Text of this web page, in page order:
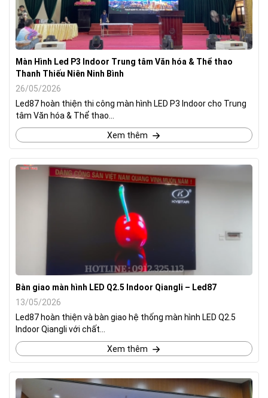
Màn Hình Led P3 Indoor Trung tâm Văn hóa & Thể thao
Thanh Thiếu Niên Ninh Bình
26/05/2026
Led87 hoàn thiện thi công màn hình LED P3 Indoor cho Trung
tâm Văn hóa & Thể thao...
Xem thêm
Bàn giao màn hình LED Q2.5 Indoor Qiangli – Led87
13/05/2026
Led87 hoàn thiện và bàn giao hệ thống màn hình LED Q2.5
Indoor Qiangli với chất...
Xem thêm